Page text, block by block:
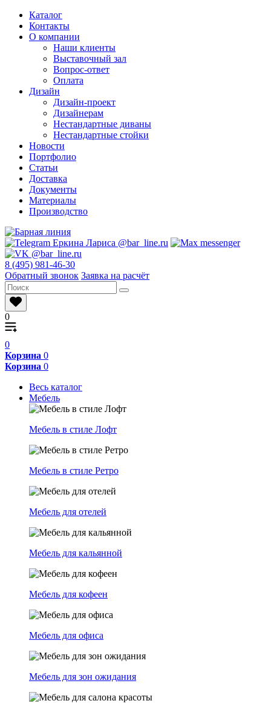
Каталог
Контакты
О компании
Наши клиенты
Выставочный зал
Вопрос-ответ
Оплата
Дизайн
Дизайн-проект
Дизайнерам
Нестандартные диваны
Нестандартные стойки
Новости
Портфолио
Статьи
Доставка
Документы
Материалы
Производство
8 (495) 981-46-30
Обратный звонок Заявка на расчёт
0
0
Корзина 0
Корзина 0
Весь каталог
Мебель
Мебель в стиле Лофт
Мебель в стиле Ретро
Мебель для отелей
Мебель для кальянной
Мебель для кофеен
Мебель для офиса
Мебель для зон ожидания